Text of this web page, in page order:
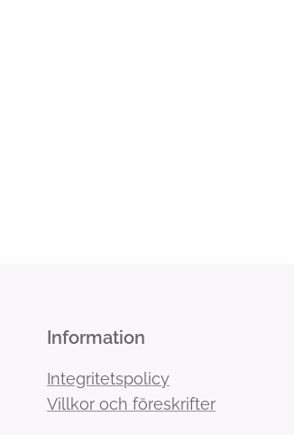
Information
Integritetspolicy
Villkor och föreskrifter